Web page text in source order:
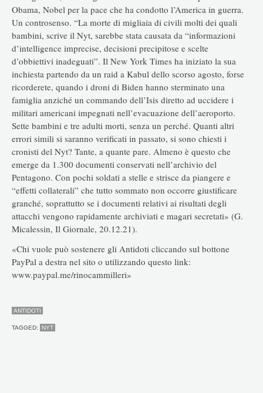
Obama, Nobel per la pace che ha condotto l’America in guerra.
Un controsenso. “La morte di migliaia di civili molti dei quali
bambini, scrive il Nyt, sarebbe stata causata da “informazioni
d’intelligence imprecise, decisioni precipitose e scelte
d’obbiettivi inadeguati”. Il New York Times ha iniziato la sua
inchiesta partendo da un raid a Kabul dello scorso agosto, forse
ricorderete, quando i droni di Biden hanno sterminato una
famiglia anziché un commando dell’Isis diretto ad uccidere i
militari americani impegnati nell’evacuazione dell’aeroporto.
Sette bambini e tre adulti morti, senza un perché. Quanti altri
errori simili si saranno verificati in passato, si sono chiesti i
cronisti del Nyt? Tante, a quante pare. Almeno è questo che
emerge da 1.300 documenti conservati nell’archivio del
Pentagono. Con pochi soldati a stelle e strisce da piangere e
“effetti collaterali” che tutto sommato non occorre giustificare
granché, soprattutto se i documenti relativi ai risultati degli
attacchi vengono rapidamente archiviati e magari secretati» (G.
Micalessin, Il Giornale, 20.12.21).
«Chi vuole può sostenere gli Antidoti cliccando sul bottone
PayPal a destra nel sito o utilizzando questo link:
www.paypal.me/rinocammilleri»
ANTIDOTI
TAGGED: NYT